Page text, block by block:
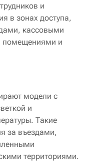
и
в зонах доступа,
кассовыми
помещениями и
модели с
и
Такие
за въездами,
территориями.